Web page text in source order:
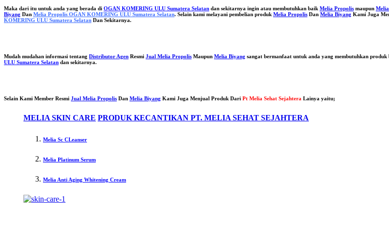
Maka dari itu untuk anda yang berada di OGAN KOMERING ULU Sumatera Selatan dan sekitarnya ingin atau membutuhkan baik Melia Propolis maupun
Biyang Dan Melia Propolis OGAN KOMERING ULU Sumatera Selatan. Selain kami melayani pembelian produk Melia Propolis Dan Melia Biyang Kami Juga
KOMERING ULU Sumatera Selatan Dan Sekitarnya.
Mudah mudahan informasi tentang Distributor Agen Resmi Jual Melia Propolis Maupun Melia Biyang sangat bermanfaat untuk anda yang membutuhkan
ULU Sumatera Selatan dan sekitarnya.
Selain Kami Member Resmi Jual Melia Propolis Dan Melia Biyang Kami Juga Menjual Produk Dari Pt Melia Sehat Sejahtera Lainya yaitu;
MELIA SKIN CARE PRODUK KECANTIKAN PT. MELIA SEHAT SEJAHTERA
Melia Sc CLeanser
Melia Platinum Serum
Melia Anti Aging Whitening Cream